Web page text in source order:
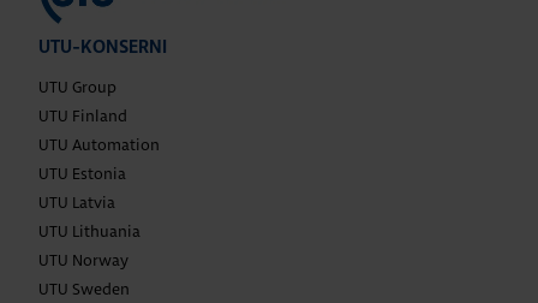
UTU-KONSERNI
UTU Group
UTU Finland
UTU Automation
UTU Estonia
UTU Latvia
UTU Lithuania
UTU Norway
UTU Sweden